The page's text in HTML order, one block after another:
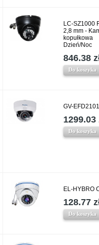
LC-SZ1000
2,8 mm -
kopułkowa
Dzień/Noc
846.38
Do koszyka
GV-EFD2101
1299.03
Do koszyka
EL-HYBRO
128.77
Do koszyka